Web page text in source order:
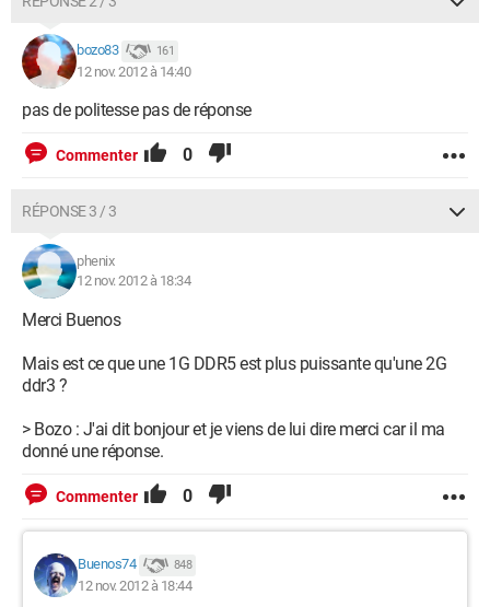
bozo83 161
12 nov. 2012 à 14:40
pas de politesse pas de réponse
Commenter 0
RÉPONSE 3 / 3
phenix
12 nov. 2012 à 18:34
Merci Buenos
Mais est ce que une 1G DDR5 est plus puissante qu'une 2G
ddr3 ?
> Bozo : J'ai dit bonjour et je viens de lui dire merci car il ma
donné une réponse.
Commenter 0
Buenos74 848
12 nov. 2012 à 18:44